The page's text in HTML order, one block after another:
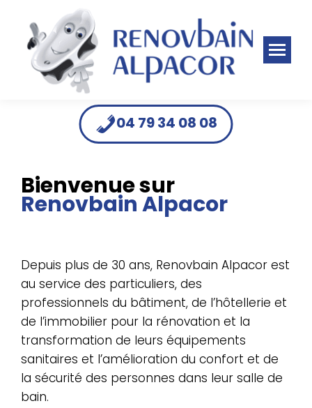
Panneau de gestion des cookies
Bienvenue sur
Renovbain Alpacor
Depuis plus de 30 ans, Renovbain Alpacor est
au service des particuliers, des
professionnels du bâtiment, de l’hôtellerie et
de l’immobilier pour la rénovation et la
transformation de leurs équipements
sanitaires et l’amélioration du confort et de
la sécurité des personnes dans leur salle de
bain.
04 79 34 08 08